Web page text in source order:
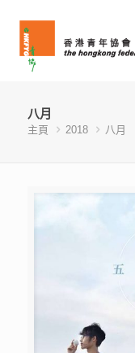
八月
主頁 2018 八月